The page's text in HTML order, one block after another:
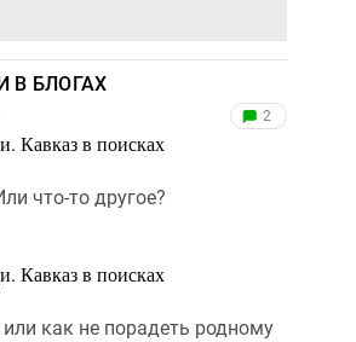
В БЛОГАХ
Кавказ в поисках
2
что-то другое?
Кавказ в поисках
как не порадеть родному